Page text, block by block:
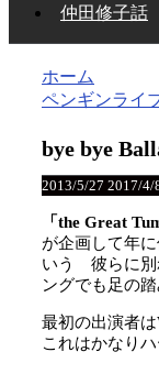
仲田修子話
ホーム
ペンギンライ
bye bye
2013/5/27 2017/4/
「the Great
が企画して年
いう 彼らに別
ングでも足の
最初の出演者は
これはかなり